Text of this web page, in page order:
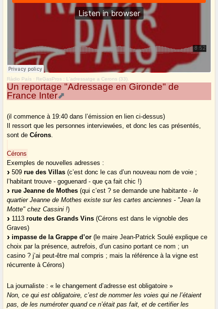
Ràdio País · ReGasPros : L'adressatge a Cerons (33).
Un reportage "Adressage en Gironde" de
France Inter
(il commence à 19:40 dans l’émission en lien ci-dessus)
Il ressort que les personnes interviewées, et donc les cas présentés,
sont deCérons.
Cérons
Exemples de nouvelles adresses :
509rue des Villas (c’est donc le cas d’un nouveau nom de voie ;
l’habitant trouve - goguenard - que ça fait chic !)
rue Jeanne de Mothes (qui c’est ? se demande une habitante -le
quartier Jeanne de Mothes existe sur les cartes anciennes - "Jean la
Motte" chez Cassini !)
1113route des Grands Vins (Cérons est dans le vignoble des
Graves)
impasse de la Grappe d’or (le maire Jean-Patrick Soulé explique ce
choix par la présence, autrefois, d’un casino portant ce nom ; un
casino ? j’ai peut-être mal compris ; mais la référence à la vigne est
récurrente à Cérons)
La journaliste : « le changement d’adresse est obligatoire »
Non, ce qui est obligatoire, c’est de nommer les voies qui ne l’étaient
pas, de les numéroter quand ce n’était pas fait, et de certifier les